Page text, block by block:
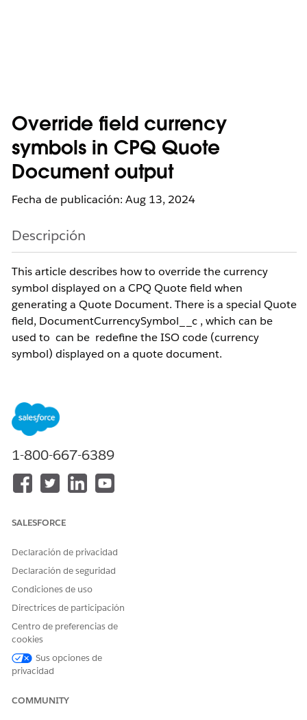
Override field currency
symbols in CPQ Quote
Document output
Fecha de publicación: Aug 13, 2024
Descripción
This article describes how to override the currency
symbol displayed on a CPQ Quote field when
generating a Quote Document. There is a special Quote
field, DocumentCurrencySymbol__c , which can be
used to can be redefine the ISO code (currency
symbol) displayed on a quote document.
have
Org.
Solución
DocumentCurrencySymbol__c is a special CPQ Quote field
format. The Currency ISO code displays the desired symbol
to create the field:
1. Go toSetup.
2. ClickObjects
3. ClickQuote(SBQQ__Quote__c).
New Field
5. Click
6. The field API name
is DocumentCurrencySymbol__c.
8. Set page layouts for field. Click
1-800-667-6389
SALESFORCE
Declaración de privacidad
Declaración de seguridad
Condiciones de uso
Directrices de participación
Centro de preferencias de
cookies
Sus opciones de
privacidad
COMMUNITY